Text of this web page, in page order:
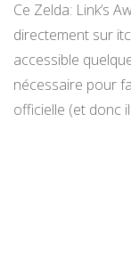
Ce Zelda: Link’s
directement sur
accessible
nécessaire pour
officielle (et donc